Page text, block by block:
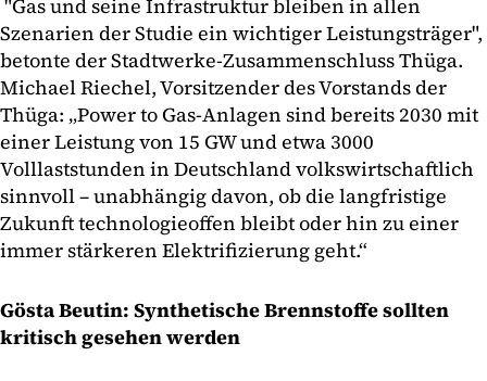
"Gas und seine Infrastruktur bleiben in allen
Szenarien der Studie ein wichtiger Leistungsträger",
betonte der Stadtwerke-Zusammenschluss Thüga.
Michael Riechel, Vorsitzender des Vorstands der
Thüga: „Power to Gas-Anlagen sind bereits 2030 mit
einer Leistung von 15 GW und etwa 3000
Volllaststunden in Deutschland volkswirtschaftlich
sinnvoll – unabhängig davon, ob die langfristige
Zukunft technologieoffen bleibt oder hin zu einer
immer stärkeren Elektrifizierung geht.“
Gösta Beutin: Synthetische Brennstoffe sollten
kritisch gesehen werden